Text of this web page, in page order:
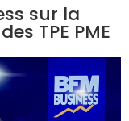
sur la
TPE PME